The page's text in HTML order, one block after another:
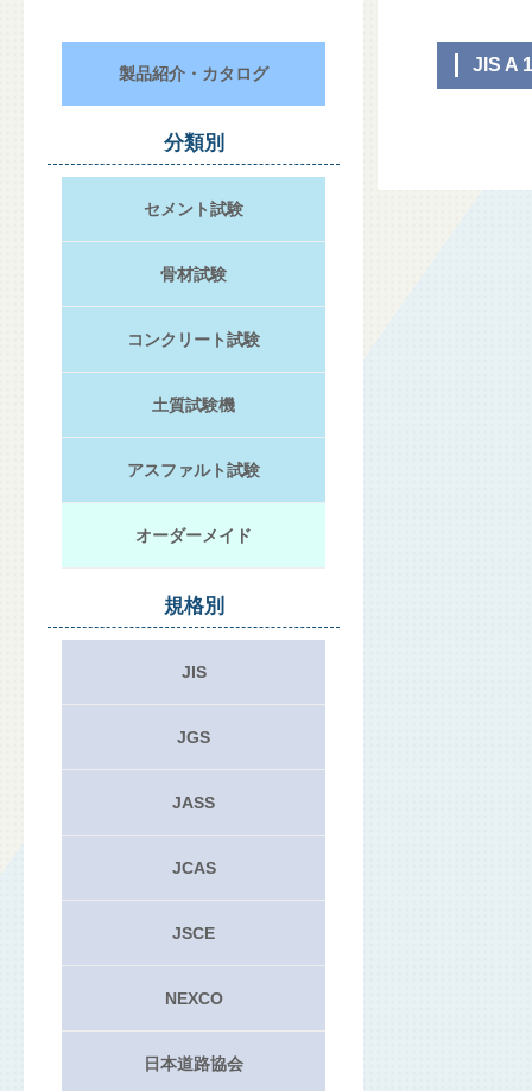
JIS A
製品紹介・カタログ
分類別
セメント試験
骨材試験
コンクリート試験
土質試験機
アスファルト試験
オーダーメイド
規格別
JIS
JGS
JASS
JCAS
JSCE
NEXCO
日本道路協会